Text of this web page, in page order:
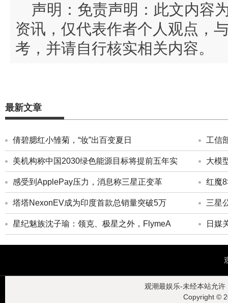
声明：免责声明：此文内容
资讯，仅代表作者个人观点，
考，并请自行核实相关内容。
最新文章
倩碧腮红小雏菊，“妆”出百变夏日 工信
美机构称中国2030绿色能源目标将提前五年实 大模
感受到ApplePay压力，消息称三星正变革 红魔
塔塔NexonEV成为印度首款总销量突破5万 三星
星纪魅族沈子瑜：领克、极星之外，FlymeA 日媒
观潮最娱乐-未经本站允
Copyright ©